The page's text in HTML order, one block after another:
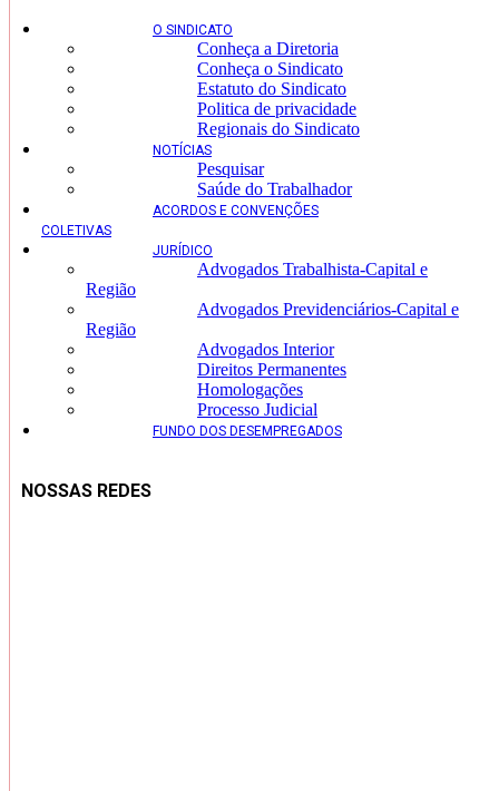
O SINDICATO
Conheça a Diretoria
Conheça o Sindicato
Estatuto do Sindicato
Politica de privacidade
Regionais do Sindicato
NOTÍCIAS
Pesquisar
Saúde do Trabalhador
ACORDOS E CONVENÇÕES
COLETIVAS
JURÍDICO
Advogados Trabalhista-Capital e
Região
Advogados Previdenciários-Capital e
Região
Advogados Interior
Direitos Permanentes
Homologações
Processo Judicial
FUNDO DOS DESEMPREGADOS
NOSSAS REDES